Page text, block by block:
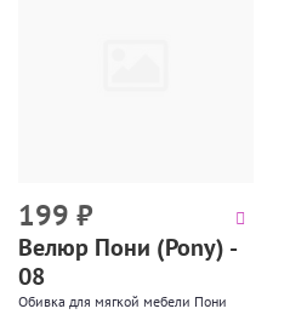
199 ₽
Велюр Пони (Pony) -
08
Обивка для мягкой мебели Пони